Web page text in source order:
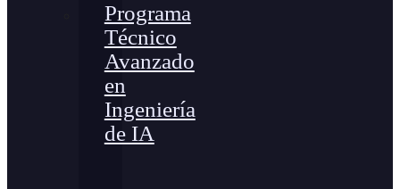
Programa
Técnico
Avanzado
en
Ingeniería
de IA